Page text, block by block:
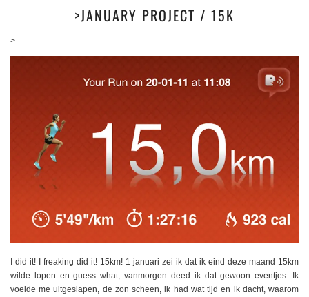
>JANUARY PROJECT / 15K
>
I did it! I freaking did it! 15km! 1 januari zei ik dat ik eind deze maand 15km
wilde lopen en guess what, vanmorgen deed ik dat gewoon eventjes. Ik
voelde me uitgeslapen, de zon scheen, ik had wat tijd en ik dacht, waarom